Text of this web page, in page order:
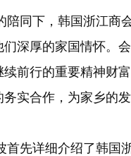
下，韩国浙江商会
深厚的家国情怀。
前行的重要精神财
实合作，为家乡的发
详细介绍了韩国浙